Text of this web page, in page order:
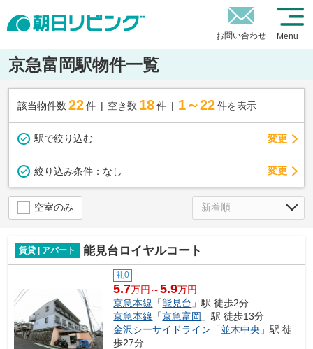
お問い合わせ Menu
京急富岡駅物件一覧
該当物件数 22件 空き数 18 件 1～22 件を表示
駅で絞り込む 変更
絞り込み条件： なし 変更
空室のみ
賃貸 | アパート 能見台ロイヤルコート
礼0
5.7万円～5.9万円
京急本線 「能見台 」駅 徒歩2分
京急本線 「京急富岡 」駅 徒歩13分
金沢シーサイドライン 「並木中央 」駅 徒
歩27分